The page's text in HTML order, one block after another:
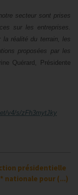
secteur sont prises
sur les entreprises.
la réalité du terrain, les
proposées par les
Quérard, Présidente
v4/s/zFh3mytJky
présidentielle
nationale pour (...)